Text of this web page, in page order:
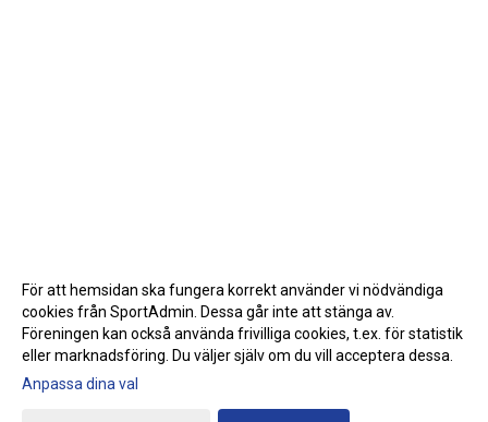
Gå till Webbversion
För att hemsidan ska fungera korrekt använder vi nödvändiga
cookies från SportAdmin. Dessa går inte att stänga av.
Föreningen kan också använda frivilliga cookies, t.ex. för statistik
eller marknadsföring. Du väljer själv om du vill acceptera dessa.
Anpassa dina val